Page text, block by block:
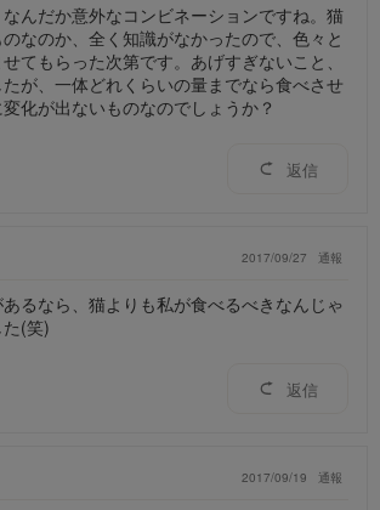
んだか意外なコンビネーションですね。猫
なのか、全く知識がなかったので、色々と
てもらった次第です。あげすぎないこと、
が、一体どれくらいの量までなら食べさせ
化が出ないものなのでしょうか？
返信
2017/09/27 通報
るなら、猫よりも私が食べるべきなんじゃ
(笑)
返信
2017/09/19 通報